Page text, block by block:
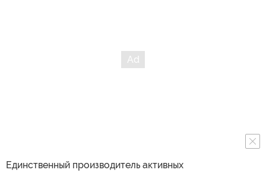
Единственный производитель активных